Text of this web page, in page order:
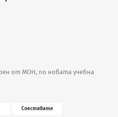
от МОН, по новата учебна
Спестявате